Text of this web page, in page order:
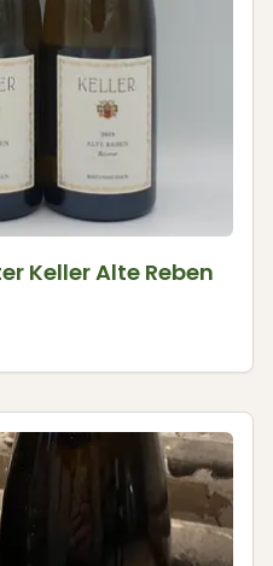
Keller Alte Reben